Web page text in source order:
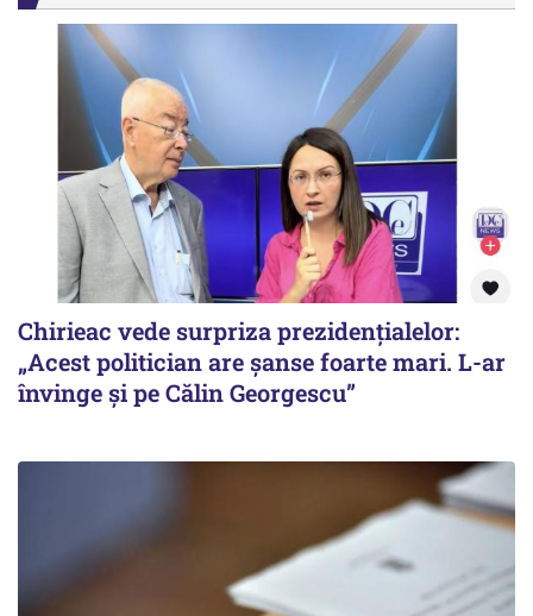
Chirieac vede surpriza prezidențialelor:
„Acest politician are șanse foarte mari. L-ar
învinge și pe Călin Georgescu”